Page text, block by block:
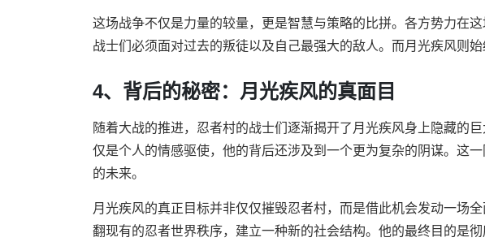
这场战争不仅是力量的较量，更是智慧与策略的比拼。各方势力在
战士们必须面对过去的叛徒以及自己最强大的敌人。而月光疾风则始
4、背后的秘密：月光疾风的真面目
随着大战的推进，忍者村的战士们逐渐揭开了月光疾风身上隐藏的
仅是个人的情感驱使，他的背后还涉及到一个更为复杂的阴谋。这
的未来。
月光疾风的真正目标并非仅仅摧毁忍者村，而是借此机会发动一场
翻现有的忍者世界秩序，建立一种新的社会结构。他的最终目的是